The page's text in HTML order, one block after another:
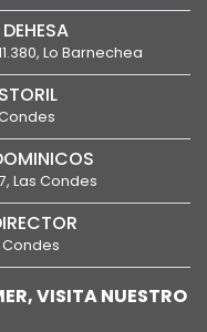
Lo Barnechea
Las Condes
Condes
VISITA NUESTRO